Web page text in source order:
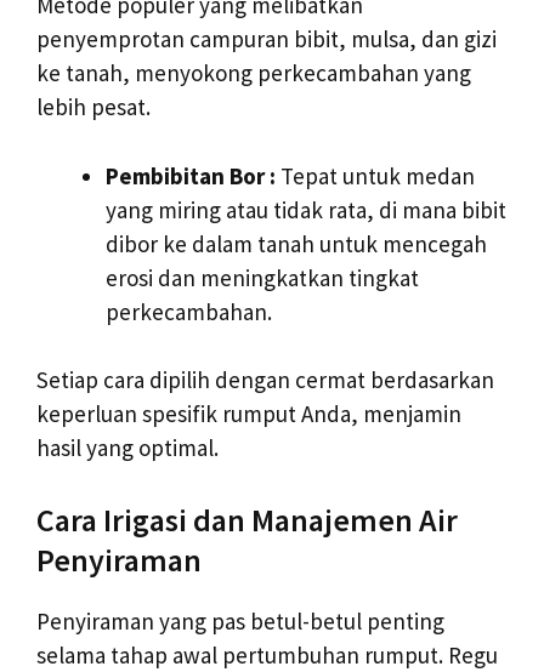
penyemprotan campuran bibit, mulsa, dan gizi
ke tanah, menyokong perkecambahan yang
lebih pesat.
Pembibitan Bor : Tepat untuk medan
yang miring atau tidak rata, di mana bibit
dibor ke dalam tanah untuk mencegah
erosi dan meningkatkan tingkat
perkecambahan.
Setiap cara dipilih dengan cermat berdasarkan
keperluan spesifik rumput Anda, menjamin
hasil yang optimal.
Cara Irigasi dan Manajemen Air
Penyiraman
Penyiraman yang pas betul-betul penting
selama tahap awal pertumbuhan rumput. Regu